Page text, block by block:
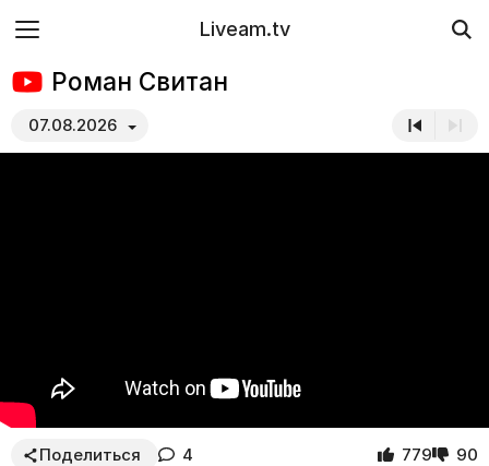
Liveam.tv
Роман Свитан
07.08.2026
Поделиться 4 779 90